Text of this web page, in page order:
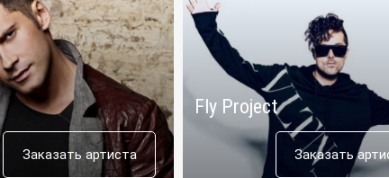
Заказать артиста
Fly Project
Заказать